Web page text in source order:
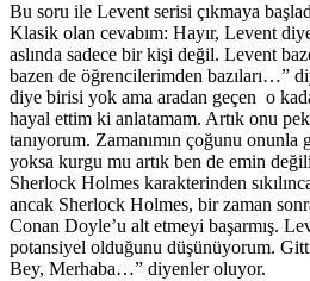
Bu soru ile Levent serisi çıkmaya
Klasik olan cevabım: Hayır, Levent
aslında sadece bir kişi değil. Levent
bazen de öğrencilerimden bazıları…”
diye birisi yok ama aradan geçen o
hayal ettim ki anlatamam. Artık onu
tanıyorum. Zamanımın çoğunu
yoksa kurgu mu artık ben de emin
Sherlock Holmes karakterinden
ancak Sherlock Holmes, bir zaman
Conan Doyle’u alt etmeyi başarmış.
potansiyel olduğunu düşünüyorum.
Bey, Merhaba…” diyenler oluyor.